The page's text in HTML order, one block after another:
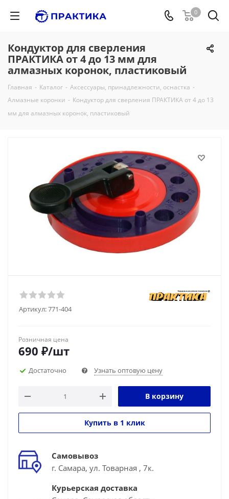
0
Кондуктор для сверления
ПРАКТИКА от 4 до 13 мм для
алмазных коронок, пластиковый
Главная - Каталог - Аксессуары, принадлежности, оснастка -
Алмазные коронки - Кондуктор для сверления ПРАКТИКА от 4 до 13
мм для алмазных коронок, пластиковый
Артикул:771-404
Розничная цена
690 ₽/шт
Достаточно Узнать оптовую цену
В корзину
Купить в 1 клик
Самовывоз
г. Самара, ул. Товарная , 7к.
Курьерская доставка